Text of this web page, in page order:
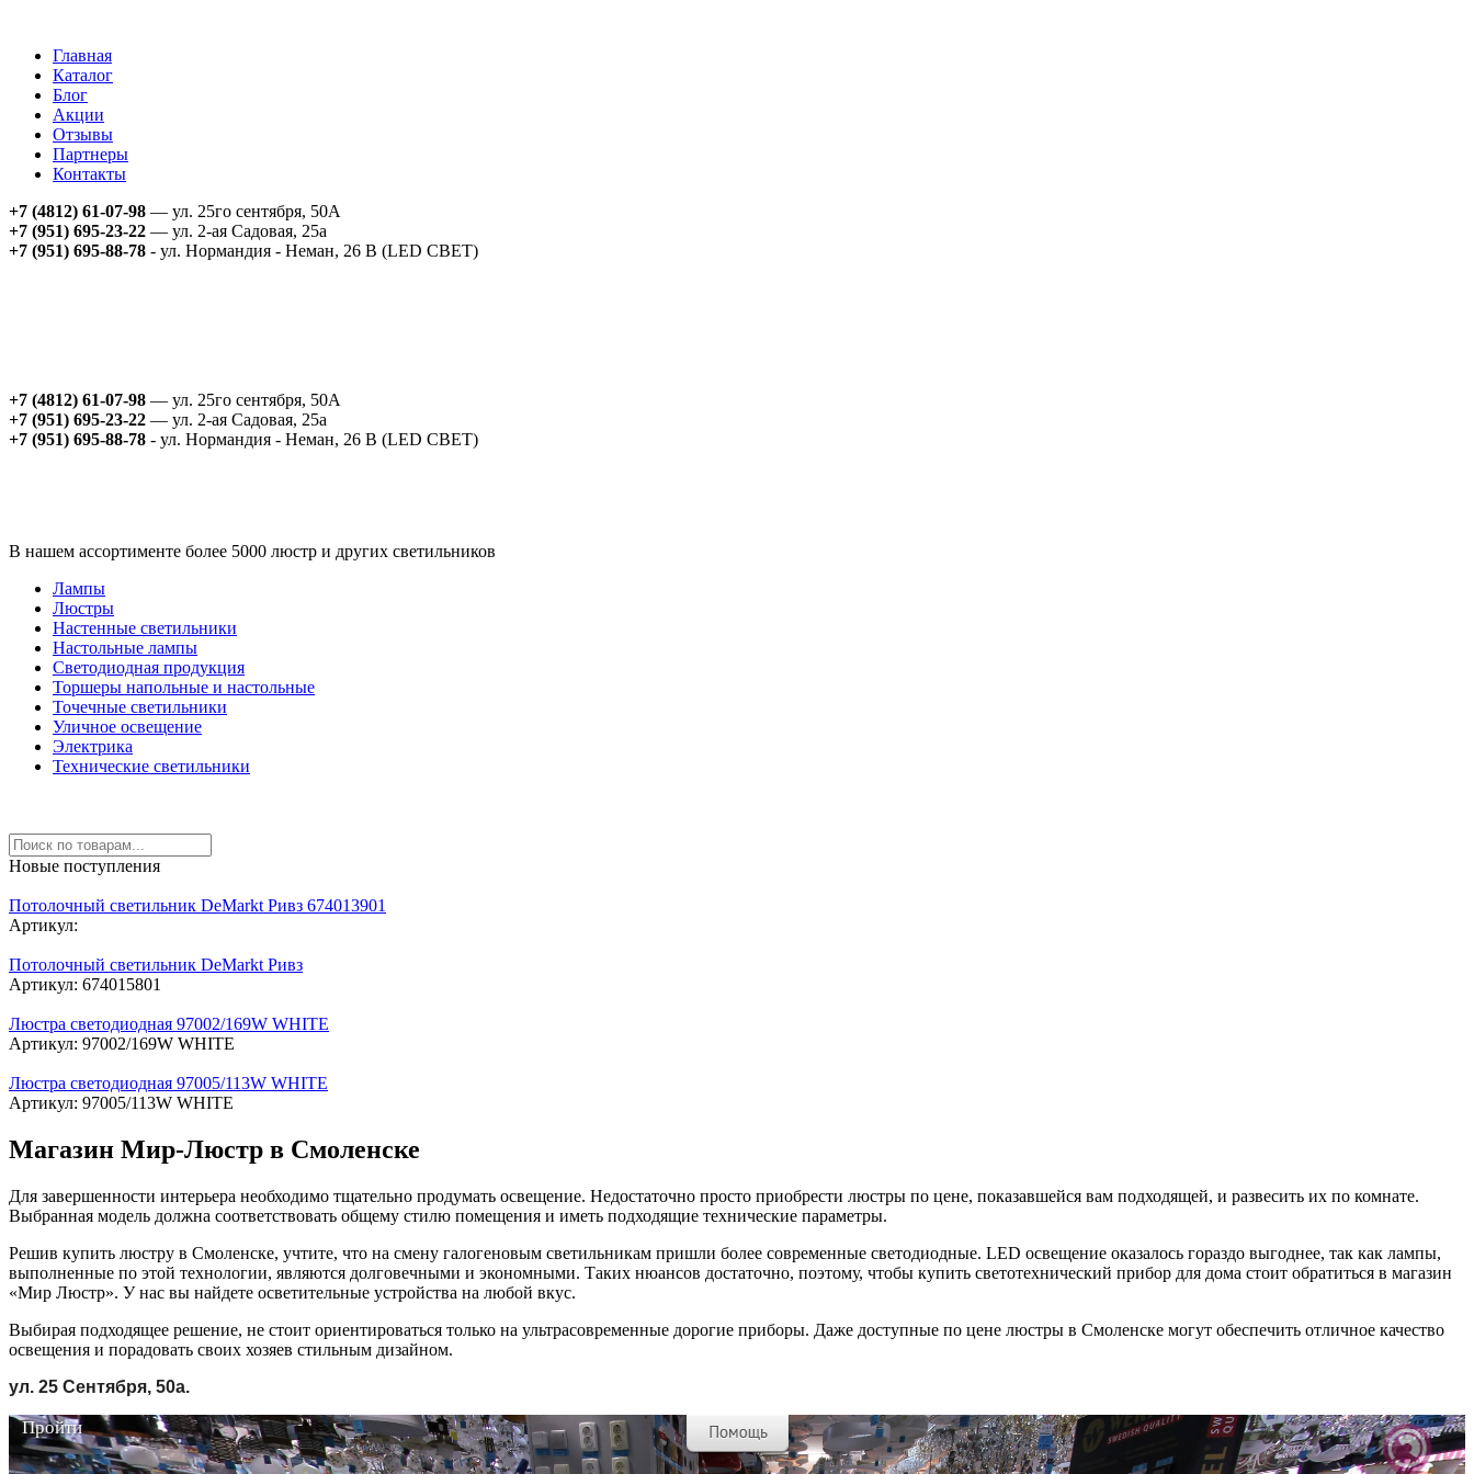
Главная
Каталог
Блог
Акции
Отзывы
Партнеры
Контакты
+7 (4812) 61-07-98 — ул. 25го сентября, 50А
+7 (951) 695-23-22 — ул. 2-ая Садовая, 25а
+7 (951) 695-88-78 - ул. Нормандия - Неман, 26 В (LED СВЕТ)
+7 (4812) 61-07-98 — ул. 25го сентября, 50А
+7 (951) 695-23-22 — ул. 2-ая Садовая, 25а
+7 (951) 695-88-78 - ул. Нормандия - Неман, 26 В (LED СВЕТ)
В нашем ассортименте более 5000 люстр и других светильников
Лампы
Люстры
Настенные светильники
Настольные лампы
Светодиодная продукция
Торшеры напольные и настольные
Точечные светильники
Уличное освещение
Электрика
Технические светильники
Новые поступления
Потолочный светильник DeMarkt Ривз 674013901
Артикул:
Потолочный светильник DeMarkt Ривз
Артикул: 674015801
Люстра светодиодная 97002/169W WHITE
Артикул: 97002/169W WHITE
Люстра светодиодная 97005/113W WHITE
Артикул: 97005/113W WHITE
Магазин Мир-Люстр в Смоленске
Для завершенности интерьера необходимо тщательно продумать освещение. Недостаточно просто приобрести люстры по цене, показавшейся вам подходящей, и развесить их по комнате.
Выбранная модель должна соответствовать общему стилю помещения и иметь подходящие технические параметры.
Решив купить люстру в Смоленске, учтите, что на смену галогеновым светильникам пришли более современные светодиодные. LED освещение оказалось гораздо выгоднее, так как лампы,
выполненные по этой технологии, являются долговечными и экономными. Таких нюансов достаточно, поэтому, чтобы купить светотехнический прибор для дома стоит обратиться в магазин
«Мир Люстр». У нас вы найдете осветительные устройства на любой вкус.
Выбирая подходящее решение, не стоит ориентироваться только на ультрасовременные дорогие приборы. Даже доступные по цене люстры в Смоленске могут обеспечить отличное качество
освещения и порадовать своих хозяев стильным дизайном.
ул. 25 Сентября, 50а.